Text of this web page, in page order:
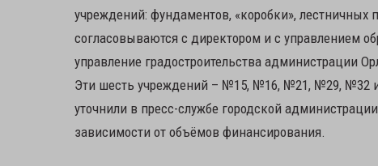
учреждений: фундаментов, «коробки»,
согласовываются с директором и с управлением
управление градостроительства администрации
Эти шесть учреждений – №15, №16, №21, №29, №32
уточнили в пресс-службе городской
зависимости от объёмов финансирования.